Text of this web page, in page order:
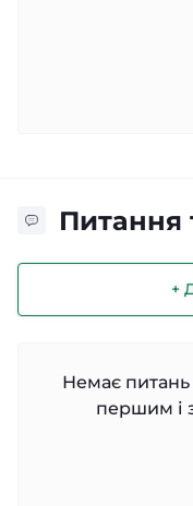
Питання
+
Немає питань
першим і